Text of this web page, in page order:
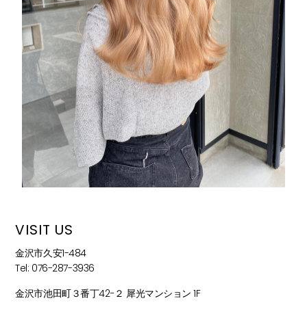
VISIT US
金沢市久安1-484
Tel: 076-287-3936
金沢市池田町３番丁42−２ 犀光マンション 1F